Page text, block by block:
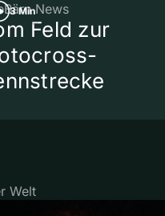
3 MinNews
Feld zur
Welt